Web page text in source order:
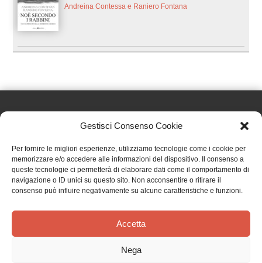
Gestisci Consenso Cookie
Per fornire le migliori esperienze, utilizziamo tecnologie come i cookie per
memorizzare e/o accedere alle informazioni del dispositivo. Il consenso a
queste tecnologie ci permetterà di elaborare dati come il comportamento di
navigazione o ID unici su questo sito. Non acconsentire o ritirare il
consenso può influire negativamente su alcune caratteristiche e funzioni.
Accetta
Nega
Andreina Contessa e Raniero Fontana
Effatà Editrice di Pellegrino Paolo SAS
C.F. e P.IVA 09655250018
Via Tre Denti, 1 - 10060 Cantalupa (TO)
Telefono: (+39) 0121 353452 - Fax: (+39) 0121 353839
TERMINI E CONDIZIONI